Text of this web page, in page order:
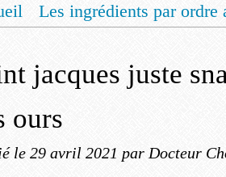
Les ingrédients par ordre
jacques juste
ours
le 29 avril 2021 par Docteur